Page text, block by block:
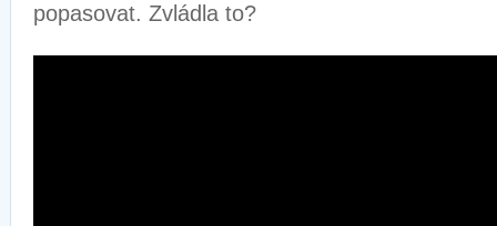
popasovat. Zvládla to?